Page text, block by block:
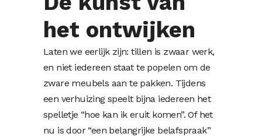
het ontwijken
Laten we eerlijk zijn: tillen is zwaar werk,
en niet iedereen staat te popelen om de
zware meubels aan te pakken. Tijdens
een verhuizing speelt bijna iedereen het
spelletje “hoe kan ik eruit komen”. Of het
nu is door “een belangrijke belafspraak”